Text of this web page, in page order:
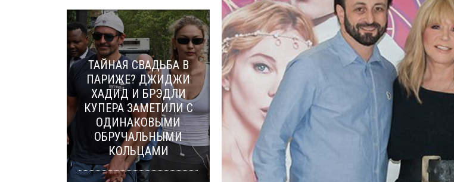
ТАЙНАЯ СВАДЬБА В
ПАРИЖЕ? ДЖИДЖИ
ХАДИД И БРЭДЛИ
КУПЕРА ЗАМЕТИЛИ С
ОДИНАКОВЫМИ
ОБРУЧАЛЬНЫМИ
КОЛЬЦАМИ